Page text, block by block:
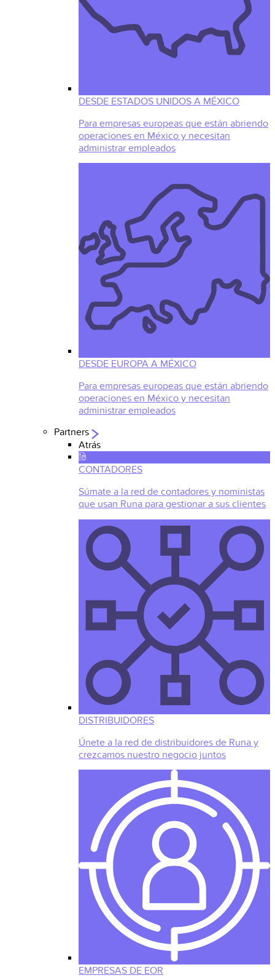
DESDE ESTADOS UNIDOS A MÉXICO
Para empresas europeas que están abriendo
operaciones en México y necesitan
administrar empleados
DESDE EUROPA A MÉXICO
Para empresas europeas que están abriendo
operaciones en México y necesitan
administrar empleados
Partners
Atrás
CONTADORES
Súmate a la red de contadores y noministas
que usan Runa para gestionar a sus clientes
DISTRIBUIDORES
Únete a la red de distribuidores de Runa y
crezcamos nuestro negocio juntos
EMPRESAS DE EOR